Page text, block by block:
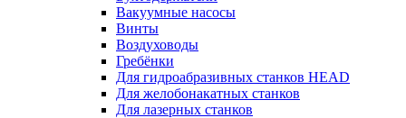
Вакуумные насосы
Винты
Воздуховоды
Гребёнки
Для гидроабразивных станков HEAD
Для желобонакатных станков
Для лазерных станков